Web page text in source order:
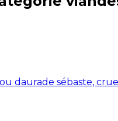
daurade sébaste, crue